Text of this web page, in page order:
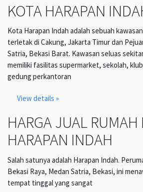
KOTA HARAPAN
Kota Harapan Indah adalah sebuah
terletak di Cakung, Jakarta Timur dan
Satria, Bekasi Barat. Kawasan seluas
memiliki fasilitas supermarket, sekolah,
gedung perkantoran
View details »
HARGA JUAL RUMAH
HARAPAN INDAH
Salah satunya adalah Harapan Indah.
Bekasi Raya, Medan Satria, Bekasi, ini
tempat tinggal yang sangat